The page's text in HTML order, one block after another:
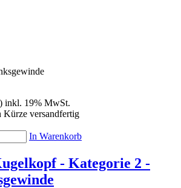
inkl. 19% MwSt.
Kürze versandfertig
In Warenkorb
- Kategorie 2 -